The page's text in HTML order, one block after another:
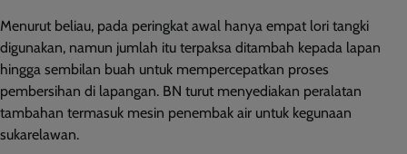
Menurut beliau, pada peringkat awal hanya empat lori tangki
digunakan, namun jumlah itu terpaksa ditambah kepada lapan
hingga sembilan buah untuk mempercepatkan proses
pembersihan di lapangan. BN turut menyediakan peralatan
tambahan termasuk mesin penembak air untuk kegunaan
sukarelawan.